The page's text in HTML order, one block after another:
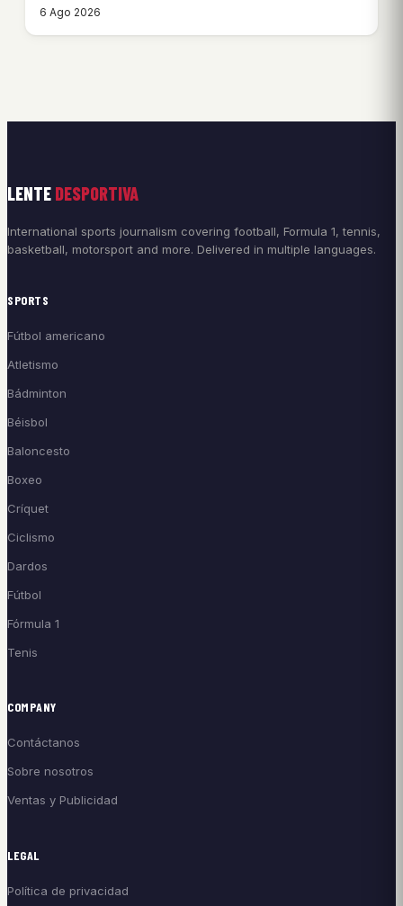
6 Ago 2026
LENTE DESPORTIVA
International sports journalism covering football, Formula 1, tennis,
basketball, motorsport and more. Delivered in multiple languages.
SPORTS
Fútbol americano
Atletismo
Bádminton
Béisbol
Baloncesto
Boxeo
Críquet
Ciclismo
Dardos
Fútbol
Fórmula 1
Tenis
COMPANY
Contáctanos
Sobre nosotros
Ventas y Publicidad
LEGAL
Política de privacidad